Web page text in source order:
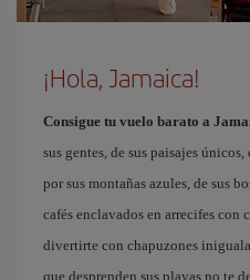
¡Hola, Jamaica!
Consigue tu vuelo barato a
sus gentes, de sus paisajes
por sus montañas azules, de sus
cafés enclavados en arrecifes con
divertirte con chapuzones
que desprenden sus playas no te